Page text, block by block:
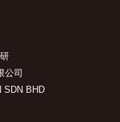
公司
SDN BHD